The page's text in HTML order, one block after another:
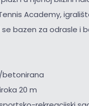
Academy,
bazen za odrasle i
20 m